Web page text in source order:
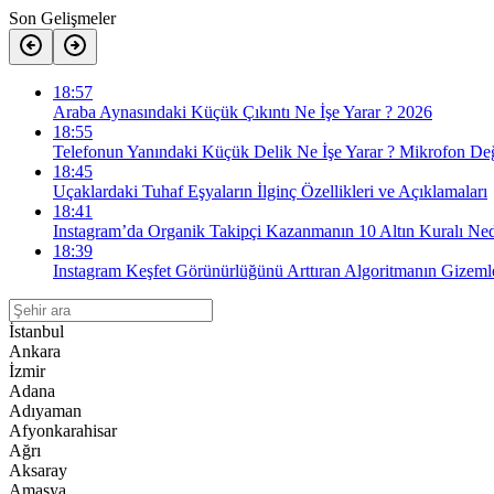
Son Gelişmeler
18:57
Araba Aynasındaki Küçük Çıkıntı Ne İşe Yarar ? 2026
18:55
Telefonun Yanındaki Küçük Delik Ne İşe Yarar ? Mikrofon
18:45
Uçaklardaki Tuhaf Eşyaların İlginç Özellikleri ve Açıklamaları
18:41
Instagram’da Organik Takipçi Kazanmanın 10 Altın Kuralı
18:39
Instagram Keşfet Görünürlüğünü Arttıran Algoritmanın
İstanbul
Ankara
İzmir
Adana
Adıyaman
Afyonkarahisar
Ağrı
Aksaray
Amasya